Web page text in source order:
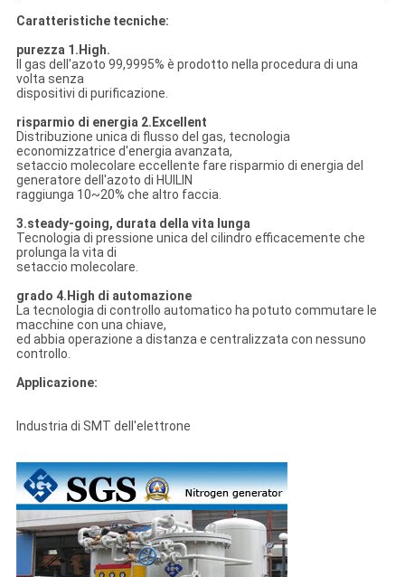
Caratteristiche tecniche:
purezza 1.High.
Il gas dell'azoto 99,9995% è prodotto nella procedura di una
volta senza
dispositivi di purificazione.
risparmio di energia 2.Excellent
Distribuzione unica di flusso del gas, tecnologia
economizzatrice d'energia avanzata,
setaccio molecolare eccellente fare risparmio di energia del
generatore dell'azoto di HUILIN
raggiunga 10~20% che altro faccia.
3.steady-going, durata della vita lunga
Tecnologia di pressione unica del cilindro efficacemente che
prolunga la vita di
setaccio molecolare.
grado 4.High di automazione
La tecnologia di controllo automatico ha potuto commutare le
macchine con una chiave,
ed abbia operazione a distanza e centralizzata con nessuno
controllo.
Applicazione:
Industria di SMT dell'elettrone